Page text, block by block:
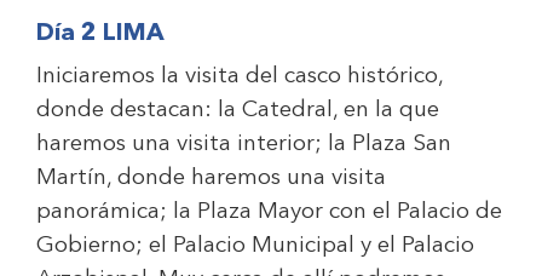
Día 2 LIMA
Iniciaremos la visita del casco histórico,
donde destacan: la Catedral, en la que
haremos una visita interior; la Plaza San
Martín, donde haremos una visita
panorámica; la Plaza Mayor con el Palacio de
Gobierno; el Palacio Municipal y el Palacio